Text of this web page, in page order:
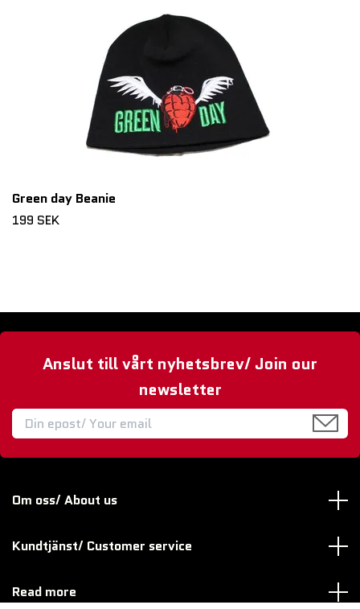
Green day Beanie
199 SEK
Anslut till vårt nyhetsbrev/ Join our
newsletter
Om oss/ About us
Kundtjänst/ Customer service
Read more